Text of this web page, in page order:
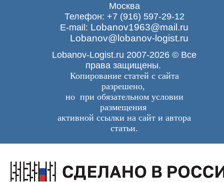
Москва
Телефон: +7 (916) 597-29-12
E-mail: Lobanov1963@mail.ru
Lobanov@lobanov-logist.ru
Lobanov-Logist.ru 2007-2026 © Все
права защищены.
Копирование статей с сайта
разрешено,
но при обязательном условии
размещения
активной ссылки на сайт и автора
статьи.